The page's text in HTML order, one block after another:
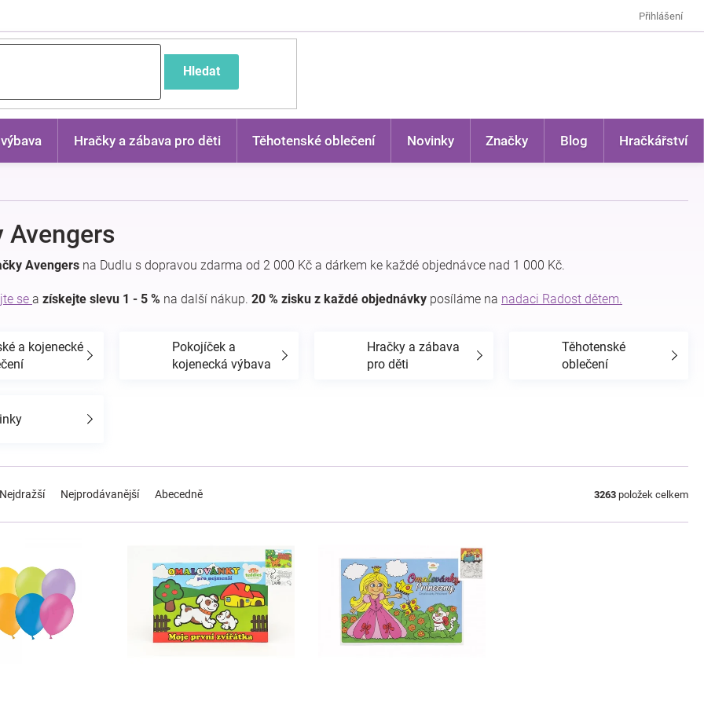
Přihlášení
Hledat
Hračky a zábava pro děti Těhotenské oblečení Novinky Značky Blog Hračkářství
Avengers
Avengers na Dudlu s dopravou zdarma od 2 000 Kč a dárkem ke každé objednávce nad 1 000 Kč.
se a získejte slevu 1 - 5 % na další nákup. 20 % zisku z každé objednávky posíláme na nadaci Radost dětem.
a kojenecké
Pokojíček a
kojenecká výbava
Hračky a zábava
pro děti
Těhotenské
oblečení
Nejdražší Nejprodávanější Abecedně 3263 položek celkem